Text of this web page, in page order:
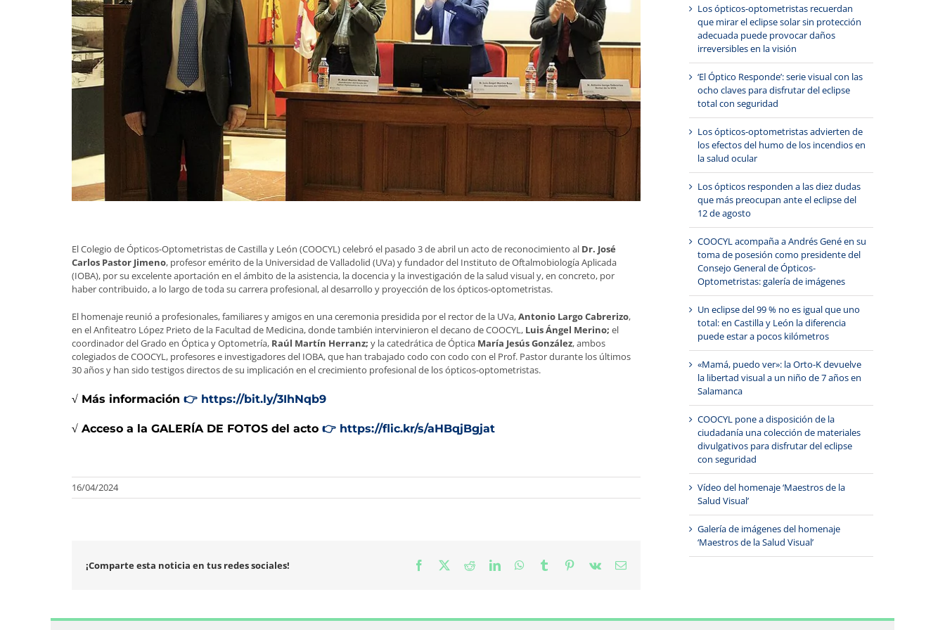
El Colegio de Ópticos-Optometristas de Castilla y León (COOCYL) celebró el pasado 3 de abril un acto de reconocimiento al Dr. José
Carlos Pastor Jimeno, profesor emérito de la Universidad de Valladolid (UVa) y fundador del Instituto de Oftalmobiología Aplicada
(IOBA), por su excelente aportación en el ámbito de la asistencia, la docencia y la investigación de la salud visual y, en concreto, por
haber contribuido, a lo largo de toda su carrera profesional, al desarrollo y proyección de los ópticos-optometristas.
El homenaje reunió a profesionales, familiares y amigos en una ceremonia presidida por el rector de la UVa,Antonio Largo Cabrerizo,
en el Anfiteatro López Prieto de la Facultad de Medicina, donde también intervinieron el decano de COOCYL, Luis Ángel Merino; el
coordinador del Grado en Óptica y Optometría, Raúl Martín Herranz; y la catedrática de Óptica María Jesús González, ambos
colegiados de COOCYL, profesores e investigadores del IOBA, que han trabajado codo con codo con el Prof. Pastor durante los últimos
30 años y han sido testigos directos de su implicación en el crecimiento profesional de los ópticos-optometristas.
√ Más información 👉 https://bit.ly/3IhNqb9
√ Acceso a la GALERÍA DE FOTOS del acto 👉 https://flic.kr/s/aHBqjBgjat
16/04/2024
¡Comparte esta noticia en tus redes sociales! Facebook RedditLinkedInWhatsApp
Tumblr Pinterest
Vk
Correo
Los ópticos-optometristas recuerdan
que mirar el eclipse solar sin protección
adecuada puede provocar daños
irreversibles en la visión
‘El Óptico Responde’: serie visual con las
ocho claves para disfrutar del eclipse
total con seguridad
Los ópticos-optometristas advierten de
los efectos del humo de los incendios en
la salud ocular
Los ópticos responden a las diez dudas
que más preocupan ante el eclipse del
12 de agosto
COOCYL acompaña a Andrés Gené en su
toma de posesión como presidente del
Consejo General de Ópticos-
Optometristas: galería de imágenes
Un eclipse del 99 % no es igual que uno
total: en Castilla y León la diferencia
puede estar a pocos kilómetros
«Mamá, puedo ver»: la Orto-K devuelve
la libertad visual a un niño de 7 años en
Salamanca
COOCYL pone a disposición de la
ciudadanía una colección de materiales
divulgativos para disfrutar del eclipse
con seguridad
Vídeo del homenaje ‘Maestros de la
Salud Visual’
Galería de imágenes del homenaje
‘Maestros de la Salud Visual’